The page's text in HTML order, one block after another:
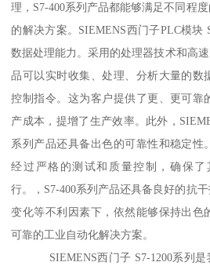
理，S7-400系列产品都能够满足不同程
的解决方案。SIEMENS西门子PLC模块
数据处理能力。采用的处理器技术和高
品可以实时收集、处理、分析大量的数
控制指令。这为客户提供了更、更可靠
产成本，提增了生产效率。此外，
系列产品还具备出色的可靠性和稳定性
经过严格的测试和质量控制，确保
行。，S7-400系列产品还具备良好的抗
变化等不利因素下，依然能够保持出色
可靠的工业自动化解决方案。
SIEMENS西门子 S7-1200系列是